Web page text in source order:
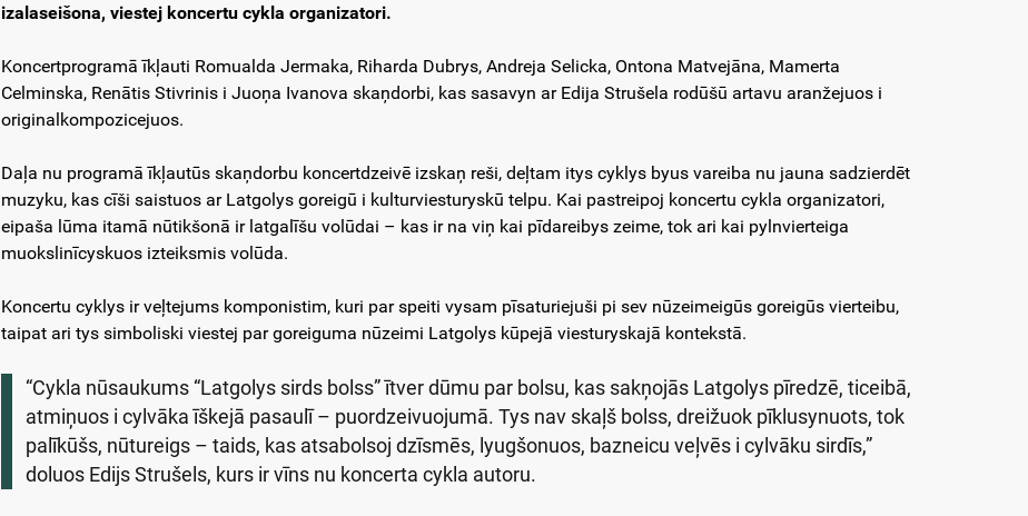
izalaseišona, viestej koncertu cykla organizatori.
Koncertprogramā īkļauti Romualda Jermaka, Riharda Dubrys, Andreja Selicka, Ontona Matvejāna, Mamerta
Celminska, Renātis Stivrinis i Juoņa Ivanova skaņdorbi, kas sasavyn ar Edija Strušela rodūšū artavu aranžejuos i
originalkompozicejuos.
Daļa nu programā īkļautūs skaņdorbu koncertdzeivē izskaņ reši, deļtam itys cyklys byus vareiba nu jauna sadzierdēt
muzyku, kas cīši saistuos ar Latgolys goreigū i kulturviesturyskū telpu. Kai pastreipoj koncertu cykla organizatori,
eipaša lūma itamā nūtikšonā ir latgalīšu volūdai – kas ir na viņ kai pīdareibys zeime, tok ari kai pylnvierteiga
muokslinīcyskuos izteiksmis volūda.
Koncertu cyklys ir veļtejums komponistim, kuri par speiti vysam pīsaturiejuši pi sev nūzeimeigūs goreigūs vierteibu,
taipat ari tys simboliski viestej par goreiguma nūzeimi Latgolys kūpejā viesturyskajā kontekstā.
“Cykla nūsaukums “Latgolys sirds bolss” ītver dūmu par bolsu, kas sakņojās Latgolys pīredzē, ticeibā,
atmiņuos i cylvāka īškejā pasaulī – puordzeivuojumā. Tys nav skaļš bolss, dreižuok pīklusynuots, tok
palīkūšs, nūtureigs – taids, kas atsabolsoj dzīsmēs, lyugšonuos, bazneicu veļvēs i cylvāku sirdīs,”
doluos Edijs Strušels, kurs ir vīns nu koncerta cykla autoru.